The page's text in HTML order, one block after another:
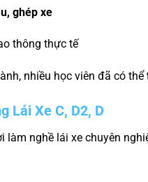
ghép xe
thông thực tế
nhiều học viên đã có thể
Lái Xe C, D2, D
nghề lái xe chuyên